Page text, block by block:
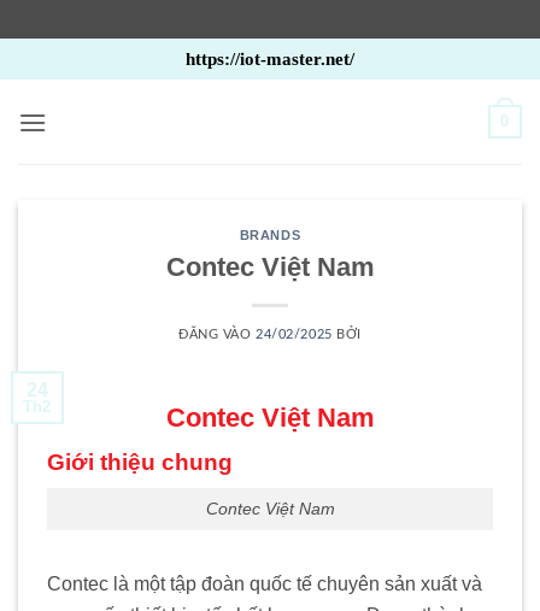
qua
nội
https://iot-master.net/
0
BRANDS
Contec Việt Nam
ĐĂNG VÀO 24/02/2025 BỞI
24
Th2 Contec Việt Nam
Giới thiệu chung
Contec Việt Nam
Contec là một tập đoàn quốc tế chuyên sản xuất và